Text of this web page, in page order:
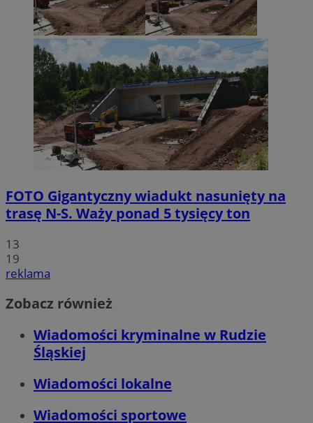
FOTO Gigantyczny wiadukt nasunięty na
trasę N-S. Waży ponad 5 tysięcy ton
13
19
reklama
Zobacz również
Wiadomości kryminalne w Rudzie
Śląskiej
Wiadomości lokalne
Wiadomości sportowe